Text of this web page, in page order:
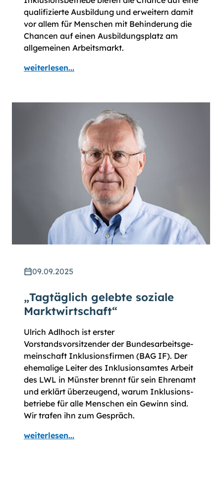
qualifizierte Ausbildung und erweitern damit
vor allem für Menschen mit Behinderung die
Chancen auf einen Ausbildungsplatz am
allgemeinen Arbeitsmarkt.
weiterlesen...
09.09.2025
„Tagtäglich gelebte soziale
Marktwirtschaft“
Ulrich Adlhoch ist erster
Vorstandsvorsitzender der Bundes­arbeits­­ge­
mein­schaft Inklusions­­firmen (BAG IF). Der
ehemalige Leiter des Inklusions­amtes Arbeit
des LWL in Münster brennt für sein Ehren­amt
und erklärt überzeugend, warum Inklusions­
betriebe für alle Menschen ein Gewinn sind.
Wir trafen ihn zum Gespräch.
weiterlesen...